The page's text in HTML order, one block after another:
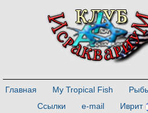
Главная My Tropical Fish
Ссылки
e-mail Иврит